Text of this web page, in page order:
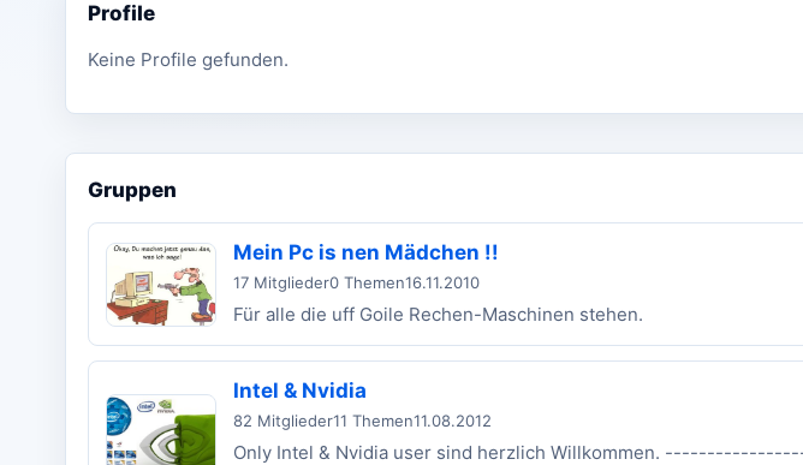
Profile
Keine Profile gefunden.
Gruppen
Mein Pc is nen Mädchen !!
17 Mitglieder0 Themen16.11.2010
Für alle die uff Goile Rechen-Maschinen stehen.
Intel & Nvidia
82 Mitglieder11 Themen11.08.2012
Only Intel & Nvidia user sind herzlich Willkommen.